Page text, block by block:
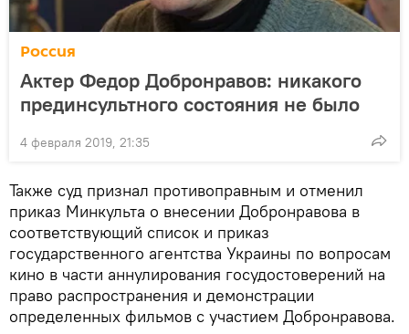
Россия
Актер Федор Добронравов: никакого
прединсультного состояния не было
4 февраля 2019, 21:35
Также суд признал противоправным и отменил
приказ Минкульта о внесении Добронравова в
соответствующий список и приказ
государственного агентства Украины по вопросам
кино в части аннулирования госудостоверений на
право распространения и демонстрации
определенных фильмов с участием Добронравова.